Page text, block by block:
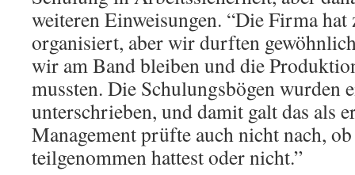
weiteren Einweisungen. “Die Firma hat
organisiert, aber wir durften
wir am Band bleiben und die
mussten. Die Schulungsbögen wurden
unterschrieben, und damit galt das als
Management prüfte auch nicht nach,
teilgenommen hattest oder nicht.”